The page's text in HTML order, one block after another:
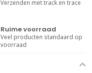
Verzenden met track en trace
Ruime voorraad
Veel producten standaard op
voorraad